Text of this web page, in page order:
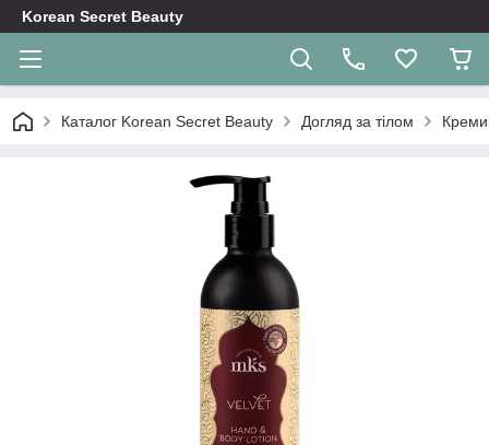
Korean Secret Beauty
Каталог Korean Secret Beauty Догляд за тілом Креми